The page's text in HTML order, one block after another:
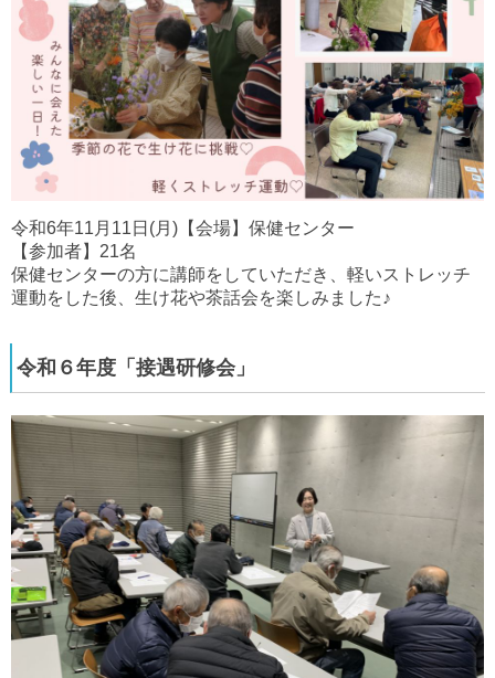
令和6年11月11日(月)【会場】保健センター
【参加者】21名
保健センターの方に講師をしていただき、軽いストレッチ
運動をした後、生け花や茶話会を楽しみました♪
令和６年度「接遇研修会」